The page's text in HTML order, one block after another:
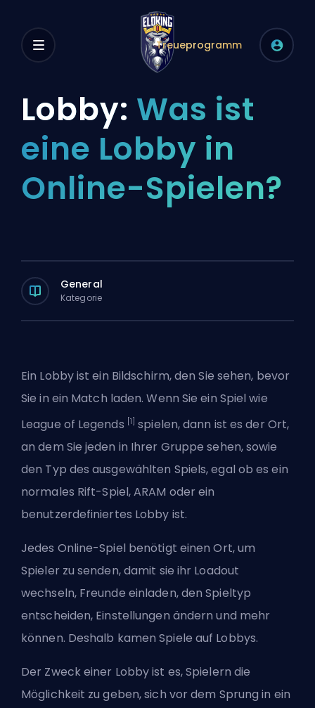
Treueprogramm
Lobby: Was ist
eine Lobby in
Online-Spielen?
General
Kategorie
Ein Lobby ist ein Bildschirm, den Sie sehen, bevor
Sie in ein Match laden. Wenn Sie ein Spiel wie
League of Legends [1] spielen, dann ist es der Ort,
an dem Sie jeden in Ihrer Gruppe sehen, sowie
den Typ des ausgewählten Spiels, egal ob es ein
normales Rift-Spiel,ARAM oder ein
benutzerdefiniertes Lobby ist.
Jedes Online-Spiel benötigt einen Ort, um
Spieler zu senden, damit sie ihr Loadout
wechseln, Freunde einladen, den Spieltyp
entscheiden, Einstellungen ändern und mehr
können. Deshalb kamen Spiele auf Lobbys.
Der Zweck einer Lobby ist es, Spielern die
Möglichkeit zu geben, sich vor dem Sprung in ein